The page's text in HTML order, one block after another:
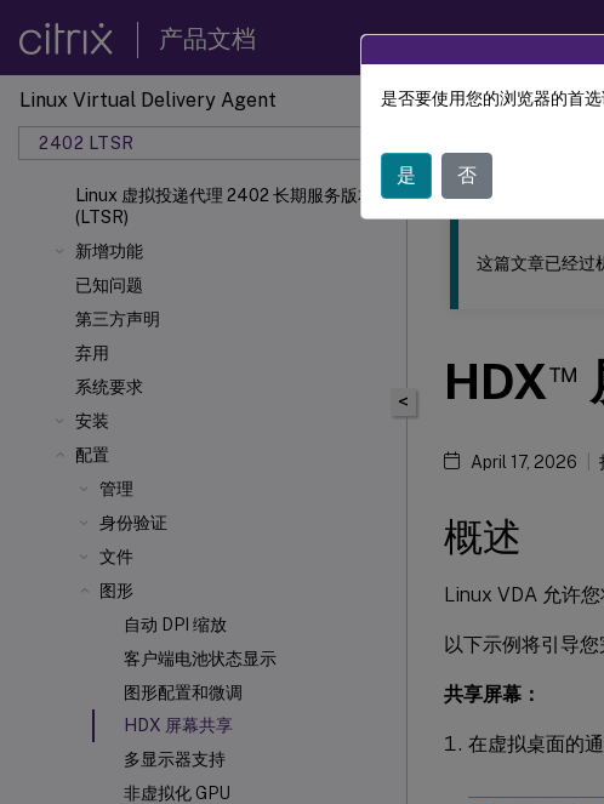
产品文档
Linux Virtual Delivery Agent
2402 LTSR
Linux 虚拟投递代理 2402 长期服务版本
(LTSR)
新增功能
已知问题
第三方声明
弃用
系统要求
安装
配置
管理
身份验证
文件
图形
自动 DPI 缩放
客户端电池状态显示
图形配置和微调
HDX 屏幕共享
多显示器支持
非虚拟化 GPU
此内容已经过机器动态
<
这篇文章已经过
HDX™
April 17, 2026
概述
Linux VDA 允许
以下示例将引导
共享屏幕：
在虚拟桌面的
是否要使用您的浏览器的首
是 否